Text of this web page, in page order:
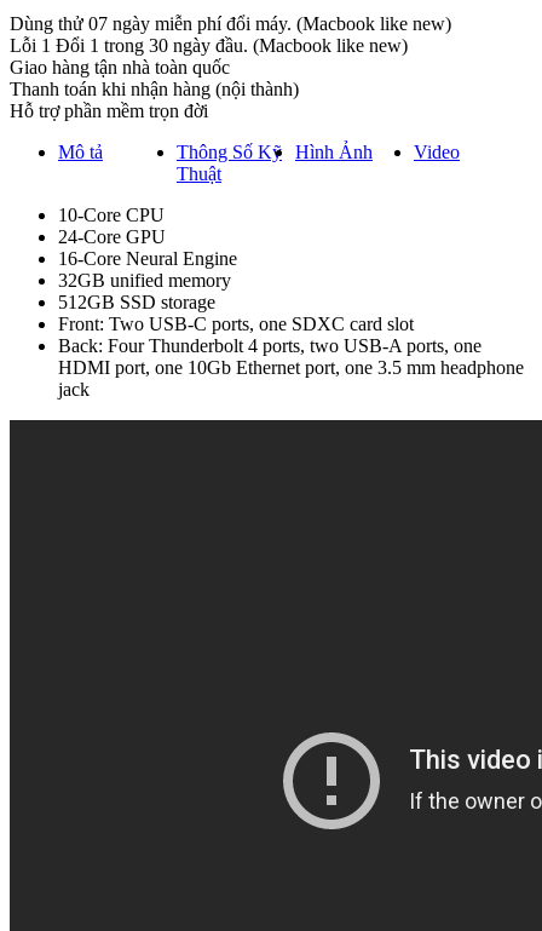
Dùng thử 07 ngày miễn phí đổi máy. (Macbook like new)
Lỗi 1 Đổi 1 trong 30 ngày đầu. (Macbook like new)
Giao hàng tận nhà toàn quốc
Thanh toán khi nhận hàng (nội thành)
Hỗ trợ phần mềm trọn đời
Mô tả
Thông Số Kỹ
Thuật
Hình Ảnh Video
10-Core CPU
24-Core GPU
16-Core Neural Engine
32GB unified memory
512GB SSD storage
Front: Two USB-C ports, one SDXC card slot
Back: Four Thunderbolt 4 ports, two USB-A ports, one
HDMI port, one 10Gb Ethernet port, one 3.5 mm headphone
jack